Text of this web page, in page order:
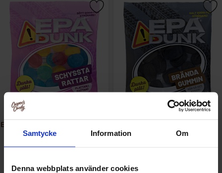
Samtycke Information Om
Denna webbplats använder cookies
Epa Dunk - Schyssta Rattar 80g